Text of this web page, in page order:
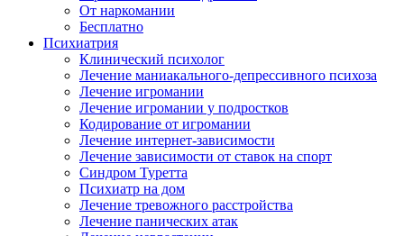
От наркомании
Бесплатно
Психиатрия
Клинический психолог
Лечение маниакального-депрессивного психоза
Лечение игромании
Лечение игромании у подростков
Кодирование от игромании
Лечение интернет-зависимости
Лечение зависимости от ставок на спорт
Синдром Туретта
Психиатр на дом
Лечение тревожного расстройства
Лечение панических атак